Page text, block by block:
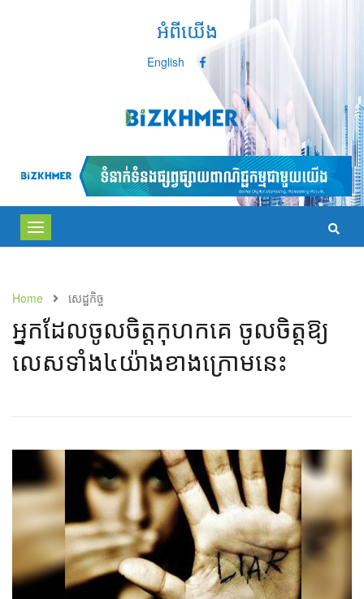
អំពីយើង
English
Toggle
navigation
Home សេដ្ឋកិច្ច
អ្នក​ដែល​ចូល​ចិត្ត​កុហក​គេ​ ចូល​ចិត្ត​ឱ្យ​​
លេស​ទាំង​៤​យ៉ាង​ខាង​ក្រោម​នេះ​